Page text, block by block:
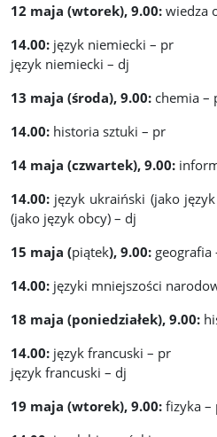
12 maja (wtorek), 9.00: wiedza
14.00: język niemiecki – pr
język niemiecki – dj
13 maja (środa), 9.00: chemia –
14.00: historia sztuki – pr
14 maja (czwartek), 9.00:
14.00: język ukraiński (jako
(jako język obcy) – dj
15 maja (piątek), 9.00: geografia
14.00: języki mniejszości
18 maja (poniedziałek), 9.00:
14.00: język francuski – pr
język francuski – dj
19 maja (wtorek), 9.00: fizyka –